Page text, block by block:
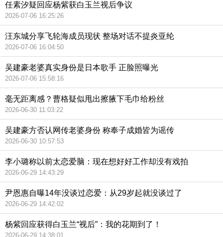
任素汐疑回应杨紫获白玉兰视后争议
2026-07-06 16:25:26
汪东城分享飞轮海成员现状 整场对话不提炎亚纶
2026-07-06 16:04:50
吴建豪老婆真实身份是日本歌手 正脸照曝光
2026-07-06 15:58:16
毫无距离感？曹格疑似甩出擦腋下毛巾给粉丝
2026-06-30 11:03:22
吴建豪方否认网传老婆身份 称奉子成婚皆为谣传
2026-06-30 10:57:53
李小璐称以前太恋爱脑：现在想好好工作却没有戏拍
2026-06-29 14:43:29
尹恩惠自曝14年没谈过恋爱：从29岁起就没谈过了
2026-06-29 14:42:02
杨紫回应获得白玉兰“视后”：我的花期到了！
2026-06-29 14:38:01